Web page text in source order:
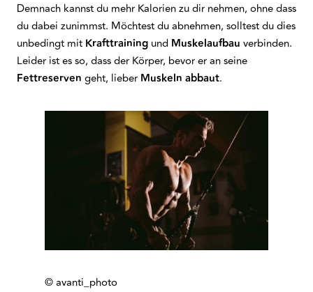
Demnach kannst du mehr Kalorien zu dir nehmen, ohne dass
du dabei zunimmst. Möchtest du abnehmen, solltest du dies
unbedingt mit Krafttraining und Muskelaufbau verbinden.
Leider ist es so, dass der Körper, bevor er an seine
Fettreserven geht, lieber Muskeln abbaut.
© avanti_photo